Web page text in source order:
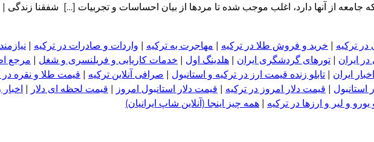
جامعه از آنها دارد، اغلب موجب شده تا مردها از بیان احساسات و تجربیات […] شفقنا زندگی
در ترکیه | خرید و فروش طلا در ترکیه | مهاجرت به ترکیه | واردات و صادرات در ترکیه |
ایران | تورهای گردشگری ایران | هلدینگ اول | خدمات کاریابی و فریلنسری و شغل | مرجع
اخبار ایران | تابلو زنده قیمت ارز در ترکیه و استانبول | صرافی آنلاین ترکیه | قیمت طلا و نقره در
استانبول | قیمت دلار امروز در ترکیه | قیمت دلار استانبول امروز | قیمت لحظه ای دلار | اخبار
و لیر و ار زها در ترکیه | همه چیز اینجا (آنلاین شاپ ایرانیان)